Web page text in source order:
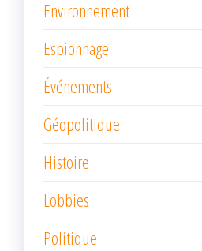
Environnement
Espionnage
Événements
Géopolitique
Histoire
Lobbies
Politique